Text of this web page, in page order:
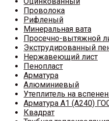
Проволока
Рифленый
Минеральная вата
Просечно-вытяжной
Экструдированный
Нержавеющий лист
Пенопласт
Арматура
Алюминиевый
Утеплитель на
Арматура A1 (A240)
Квадрат